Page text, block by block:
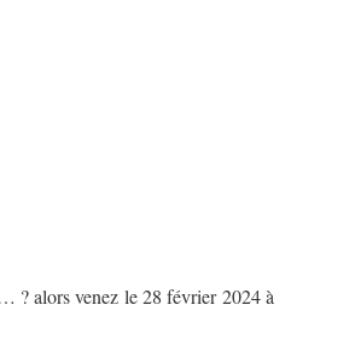
? alors venez le 28 février 2024 à